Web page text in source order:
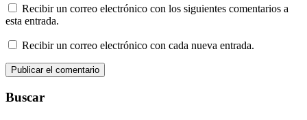
Recibir un correo electrónico con los siguientes comentarios a
esta entrada.
Recibir un correo electrónico con cada nueva entrada.
Buscar